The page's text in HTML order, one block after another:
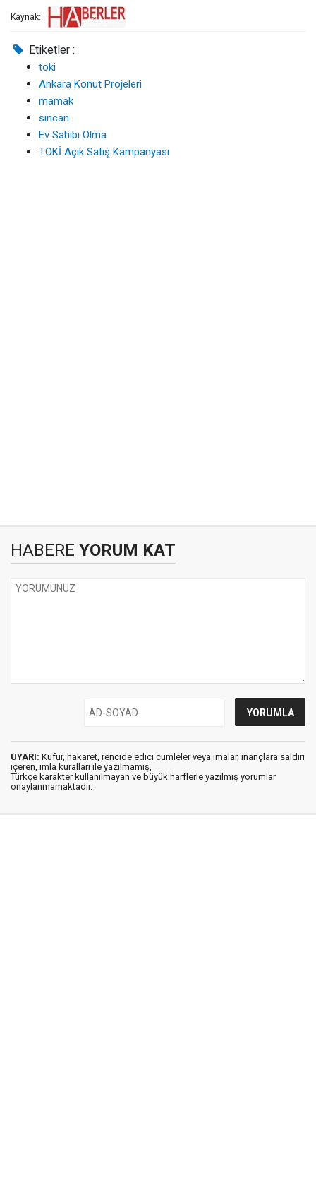
Kaynak:
Etiketler :
toki
Ankara Konut Projeleri
mamak
sincan
Ev Sahibi Olma
TOKİ Açık Satış Kampanyası
HABERE YORUM KAT
UYARI: Küfür, hakaret, rencide edici cümleler veya imalar, inançlara saldırı
içeren, imla kuralları ile yazılmamış,
Türkçe karakter kullanılmayan ve büyük harflerle yazılmış yorumlar
onaylanmamaktadır.